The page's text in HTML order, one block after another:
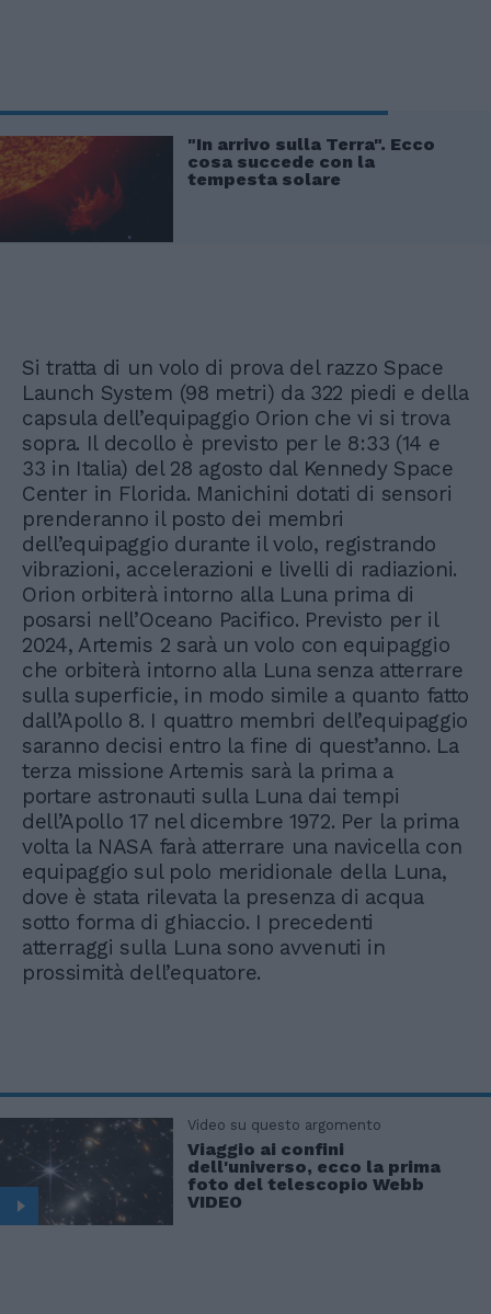
"In arrivo sulla Terra". Ecco
cosa succede con la
tempesta solare
Si tratta di un volo di prova del razzo Space
Launch System (98 metri) da 322 piedi e della
capsula dell’equipaggio Orion che vi si trova
sopra. Il decollo è previsto per le 8:33 (14 e
33 in Italia) del 28 agosto dal Kennedy Space
Center in Florida. Manichini dotati di sensori
prenderanno il posto dei membri
dell’equipaggio durante il volo, registrando
vibrazioni, accelerazioni e livelli di radiazioni.
Orion orbiterà intorno alla Luna prima di
posarsi nell’Oceano Pacifico. Previsto per il
2024, Artemis 2 sarà un volo con equipaggio
che orbiterà intorno alla Luna senza atterrare
sulla superficie, in modo simile a quanto fatto
dall’Apollo 8. I quattro membri dell’equipaggio
saranno decisi entro la fine di quest’anno. La
terza missione Artemis sarà la prima a
portare astronauti sulla Luna dai tempi
dell’Apollo 17 nel dicembre 1972. Per la prima
volta la NASA farà atterrare una navicella con
equipaggio sul polo meridionale della Luna,
dove è stata rilevata la presenza di acqua
sotto forma di ghiaccio. I precedenti
atterraggi sulla Luna sono avvenuti in
prossimità dell’equatore.
Video su questo argomento
Viaggio ai confini
dell'universo, ecco la prima
foto del telescopio Webb
VIDEO